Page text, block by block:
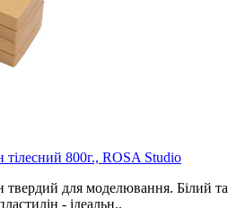
тілесний 800г., ROSA Studio
твердий для моделювання. Білий та
- ідеальн..